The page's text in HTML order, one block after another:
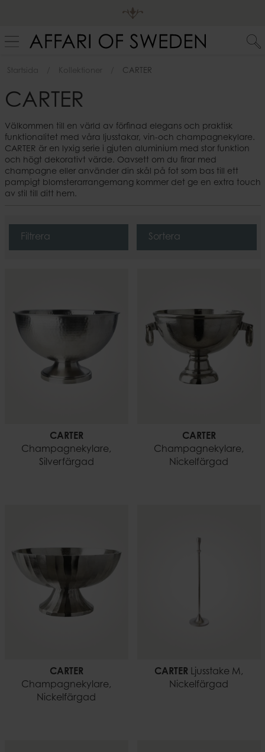
Startsida Kollektioner CARTER
CARTER
Välkommen till en värld av förfinad elegans och praktisk
funktionalitet med våra ljusstakar, vin-och champagnekylare.
CARTER är en lyxig serie i gjuten aluminium med stor funktion
och högt dekorativt värde. Oavsett om du firar med
champagne eller använder din skål på fot som bas till ett
pampigt blomsterarrangemang kommer det ge en extra touch
av stil till ditt hem.
Filtrera Sortera
CARTER
Champagnekylare,
Silverfärgad
CARTER
Champagnekylare,
Nickelfärgad
CARTER
Champagnekylare,
Nickelfärgad
CARTER Ljusstake M,
Nickelfärgad